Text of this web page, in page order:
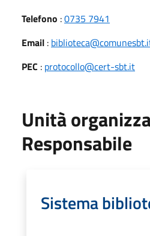
Telefono :0735 7941
Email :
PEC : protocollo@cert-sbt.it
Unità
Responsabile
Sistema